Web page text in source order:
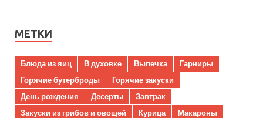
МЕТКИ
Блюда из яиц В духовке Выпечка
Гарниры
Горячие бутерброды
Горячие закуски
День рождения
Десерты
Завтрак
Закуски из грибов и овощей
Курица
Макароны